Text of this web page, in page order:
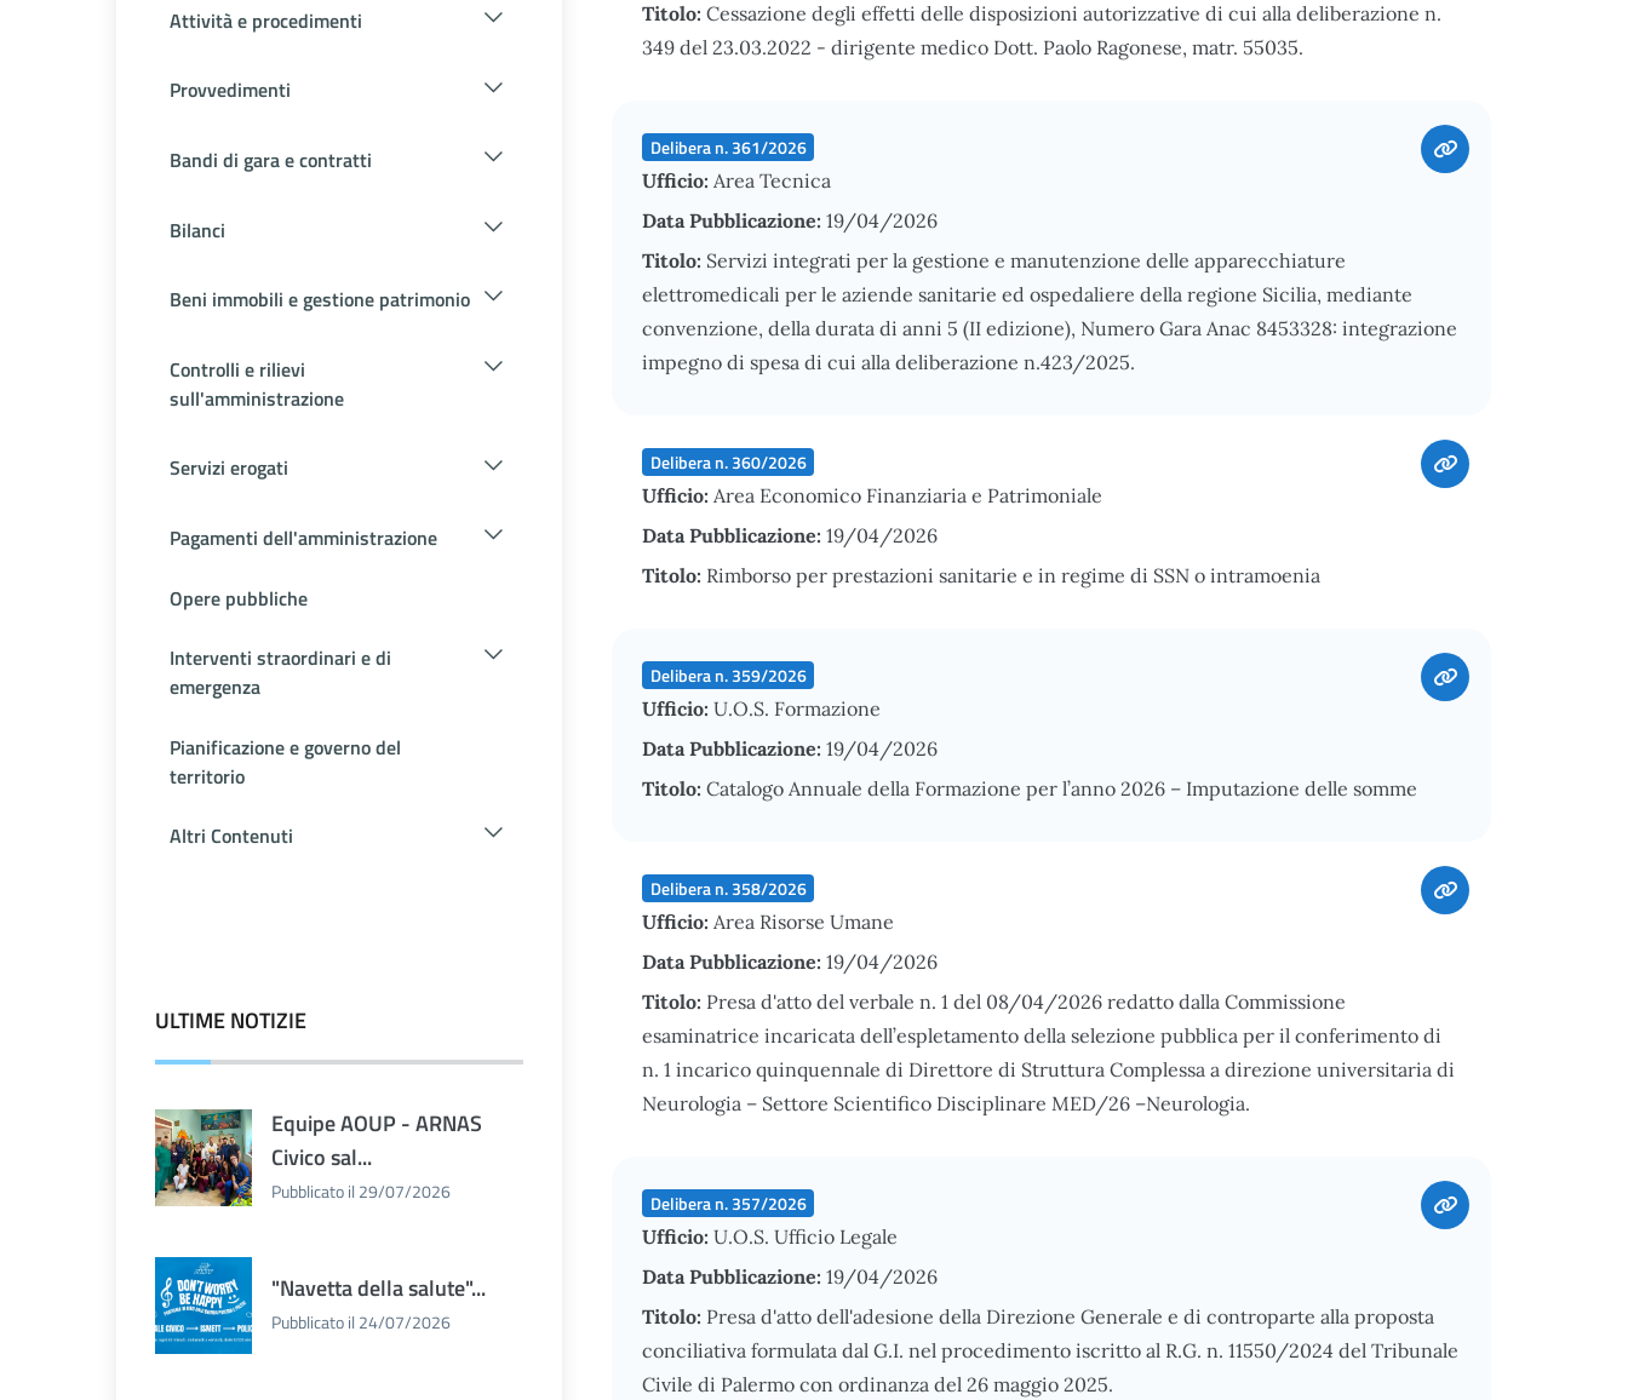
Attività e procedimenti
Provvedimenti
Bandi di gara e contratti
Bilanci
Beni immobili e gestione patrimonio
Controlli e rilievi
sull'amministrazione
Servizi erogati
Pagamenti dell'amministrazione
Opere pubbliche
Interventi straordinari e di
emergenza
Pianificazione e governo del
territorio
Altri Contenuti
ULTIME NOTIZIE
Equipe AOUP - ARNAS
Civico sal...
Pubblicato il 29/07/2026
"Navetta della salute"...
Pubblicato il 24/07/2026
Titolo: Cessazione degli effetti delle disposizioni autorizzative di cui alla deliberazione n.
349 del 23.03.2022 - dirigente medico Dott. Paolo Ragonese, matr. 55035.
Delibera n. 361/2026
Ufficio: Area Tecnica
Data Pubblicazione: 19/04/2026
Titolo: Servizi integrati per la gestione e manutenzione delle apparecchiature
elettromedicali per le aziende sanitarie ed ospedaliere della regione Sicilia, mediante
convenzione, della durata di anni 5 (II edizione), Numero Gara Anac 8453328: integrazione
impegno di spesa di cui alla deliberazione n.423/2025.
Delibera n. 360/2026
Ufficio: Area Economico Finanziaria e Patrimoniale
Data Pubblicazione: 19/04/2026
Titolo: Rimborso per prestazioni sanitarie e in regime di SSN o intramoenia
Delibera n. 359/2026
Ufficio: U.O.S. Formazione
Data Pubblicazione: 19/04/2026
Titolo: Catalogo Annuale della Formazione per l’anno 2026 – Imputazione delle somme
Delibera n. 358/2026
Ufficio: Area Risorse Umane
Data Pubblicazione: 19/04/2026
Titolo: Presa d'atto del verbale n. 1 del 08/04/2026 redatto dalla Commissione
esaminatrice incaricata dell’espletamento della selezione pubblica per il conferimento di
n. 1 incarico quinquennale di Direttore di Struttura Complessa a direzione universitaria di
Neurologia – Settore Scientifico Disciplinare MED/26 –Neurologia.
Delibera n. 357/2026
Ufficio: U.O.S. Ufficio Legale
Data Pubblicazione: 19/04/2026
Titolo: Presa d'atto dell'adesione della Direzione Generale e di controparte alla proposta
conciliativa formulata dal G.I. nel procedimento iscritto al R.G. n. 11550/2024 del Tribunale
Civile di Palermo con ordinanza del 26 maggio 2025.